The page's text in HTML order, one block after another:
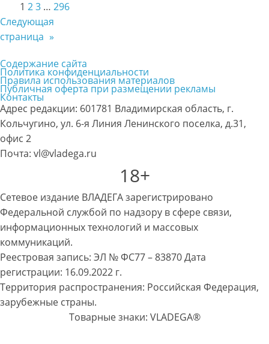
1 23 … 296
Следующая
страница »
Содержание сайта
Политика конфиденциальности
Правила использования материалов
Публичная оферта при размещении рекламы
Контакты
Адрес редакции: 601781 Владимирская область, г.
Кольчугино, ул. 6-я Линия Ленинского поселка, д.31,
офис 2
Почта: vl@vladega.ru
18+
Сетевое издание ВЛАДЕГА зарегистрировано
Федеральной службой по надзору в сфере связи,
информационных технологий и массовых
коммуникаций.
Реестровая запись: ЭЛ № ФС77 – 83870 Дата
регистрации: 16.09.2022 г.
Территория распространения: Российская Федерация,
зарубежные страны.
Товарные знаки: VLADEGA®